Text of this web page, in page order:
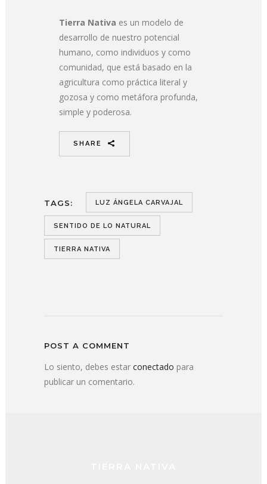
Tierra Nativa es un modelo de
desarrollo de nuestro potencial
humano, como individuos y como
comunidad, que está basado en la
agricultura como práctica literal y
gozosa y como metáfora profunda,
simple y poderosa.
SHARE
TAGS: LUZ ÁNGELA CARVAJAL
SENTIDO DE LO NATURAL
TIERRA NATIVA
POST A COMMENT
Lo siento, debes estar conectado para
publicar un comentario.